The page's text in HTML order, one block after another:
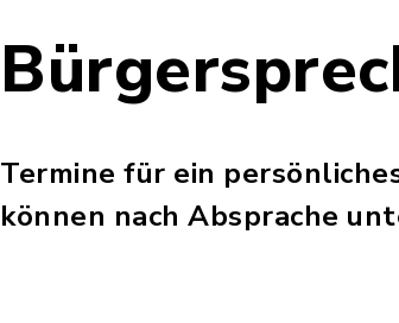
Termine für ein
können nach Absprache